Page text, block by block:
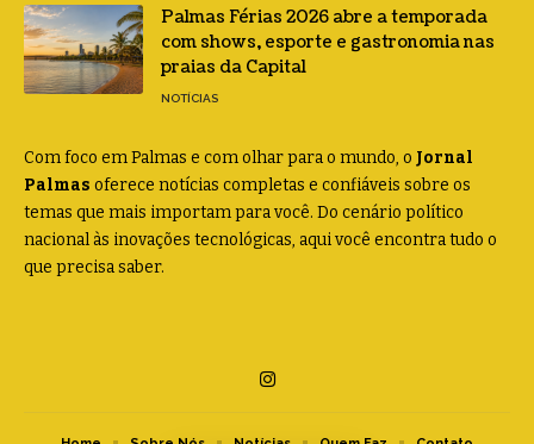
Palmas Férias 2026 abre a temporada
com shows, esporte e gastronomia nas
praias da Capital
NOTÍCIAS
Com foco em Palmas e com olhar para o mundo, o Jornal
Palmas oferece notícias completas e confiáveis sobre os
temas que mais importam para você. Do cenário político
nacional às inovações tecnológicas, aqui você encontra tudo o
que precisa saber.